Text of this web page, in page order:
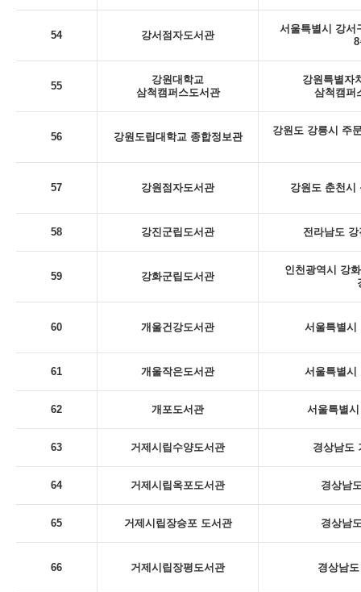
54 강서점자도서관
서울특별시 강서
55
강원대학교
삼척캠퍼스도서관
강원특별자
삼척캠퍼
56 강원도립대학교 종합정보관
강원도 강릉시 주
57 강원점자도서관 강원도 춘천시
58 강진군립도서관 전라남도
59 강화군립도서관
인천광역시 강
60 개울건강도서관 서울특별시
61 개울작은도서관 서울특별시
62 개포도서관 서울특별
63 거제시립수양도서관 경상남도
64 거제시립옥포도서관 경상남
65 거제시립장승포 도서관 경상남
66 거제시립장평도서관 경상남